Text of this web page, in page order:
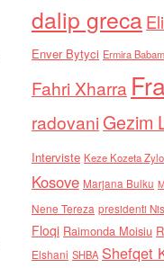
dalip greca
Enver Bytyci Ermira
Fahri Xharra
radovaniGezim
Interviste Keze Kozeta Zylo
Kosove Marjana Bulku
Nene Tereza presidenti
Floqi Raimonda Moisiu
Elshani SHBA Shefqet